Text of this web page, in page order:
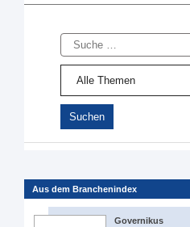
Suche
Aus dem Branchenindex
Governikus